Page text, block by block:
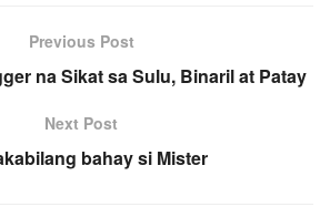
Previous Post
na Sikat sa Sulu, Binaril at Patay
Next Post
bahay si Mister